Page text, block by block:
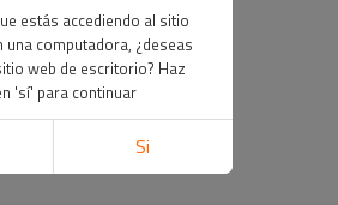
estás accediendo al sitio
una computadora, ¿deseas
web de escritorio? Haz
'sí' para continuar
Si